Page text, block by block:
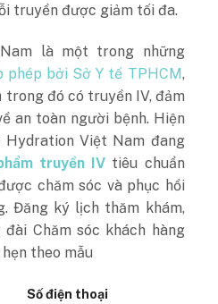
truyền được giảm tối đa.
là một trong những
phép bởi Sở Y tế TPHCM,
trong đó có truyền IV, đảm
an toàn người bệnh. Hiện
Hydration Việt Nam đang
truyền IV tiêu chuẩn
chăm sóc và phục hồi
Đăng ký lịch thăm khám,
Chăm sóc khách hàng
theo mẫu
Số điện thoại